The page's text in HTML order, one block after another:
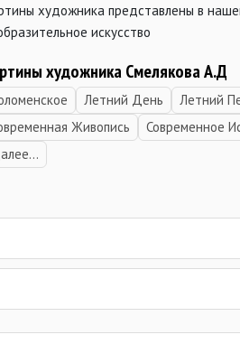
художника представлены в
искусство
художника Смелякова А.Д
Летний День Летний
Живопись
Современное